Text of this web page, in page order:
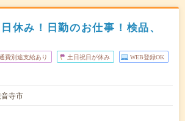
休み！日勤のお仕事！検品、
費別途支給あり 土日祝日が休み WEB登録OK
寺市